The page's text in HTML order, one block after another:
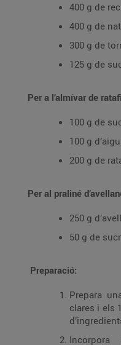
400 g de
400 g de
300 g de
125 g de
Per a l’almívar de
100 g de
100 g
200 g de
Per al praliné
250 g
50 g de
Preparació:
Prepara
clares i els